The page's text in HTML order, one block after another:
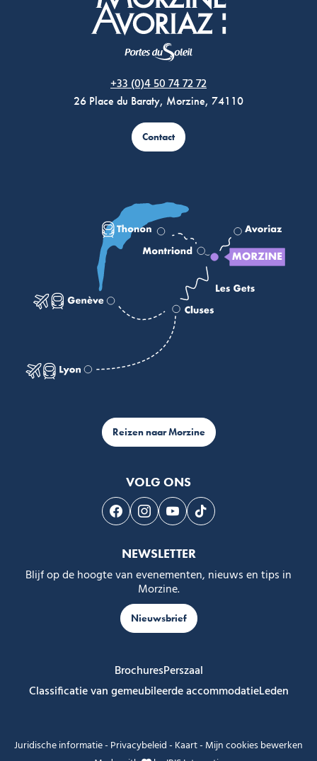
+33 (0)4 50 74 72 72
26 Place du Baraty, Morzine, 74110
Contact
Reizen naar Morzine
VOLG ONS
Volg ons op Facebook
Volg ons op Instagram
Volg ons op Youtube
Volg ons op Tiktok
NEWSLETTER
Blijf op de hoogte van evenementen, nieuws en tips in
Morzine.
Nieuwsbrief
BrochuresPerszaal
Classificatie van gemeubileerde accommodatieLeden
Juridische informatie- Privacybeleid- Kaart- Mijn cookies bewerken